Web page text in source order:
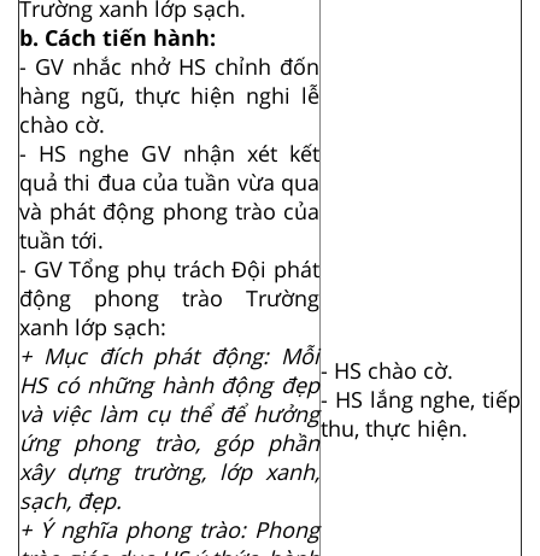
Trường xanh lớp sạch.
b. Cách tiến hành:
- GV nhắc nhở HS chỉnh đốn
hàng ngũ, thực hiện nghi lễ
chào cờ.
- HS nghe GV nhận xét kết
quả thi đua của tuần vừa qua
và phát động phong trào của
tuần tới.
- GV Tổng phụ trách Đội phát
động phong trào Trường
xanh lớp sạch:
+ Mục đích phát động: Mỗi
HS có những hành động đẹp
và việc làm cụ thể để hưởng
ứng phong trào, góp phần
xây dựng trường, lớp xanh,
sạch, đẹp.
+ Ý nghĩa phong trào: Phong
- HS chào cờ.
- HS lắng nghe, tiếp
thu, thực hiện.